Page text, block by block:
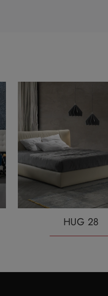
HUG 28